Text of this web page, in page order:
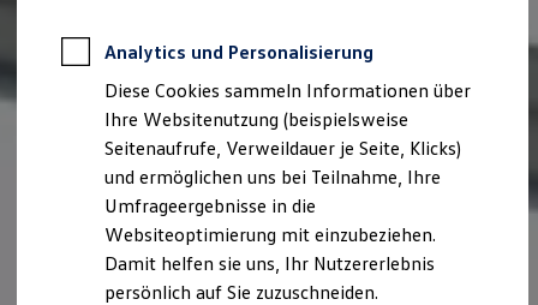
Professional Class bei Volkswagen
Behörden
Direktkunden
Sonderfahrzeuge
Anpfiff zum Gewinn
Elektromobilität
Elektroautos
ID. Tutorials
Elektrofahrzeugkonzepte
ID. EVERY1
Reichweite
Analytics und Personalisierung
Diese Cookies sammeln Informationen über
Ihre Websitenutzung (beispielsweise
Seitenaufrufe, Verweildauer je Seite, Klicks)
und ermöglichen uns bei Teilnahme, Ihre
Umfrageergebnisse in die
Websiteoptimierung mit einzubeziehen.
Damit helfen sie uns, Ihr Nutzererlebnis
persönlich auf Sie zuzuschneiden.